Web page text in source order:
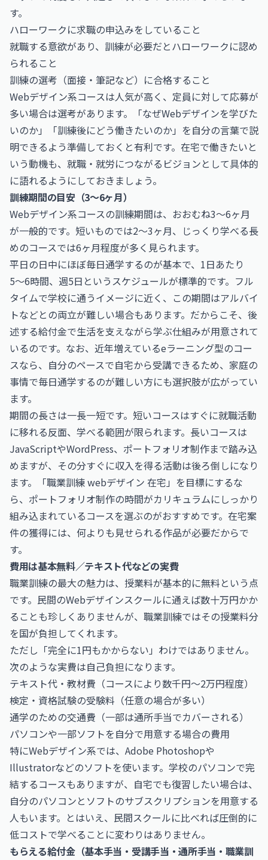
す。
ハローワークに求職の申込みをしていること
就職する意欲があり、訓練が必要だとハローワークに認め
られること
訓練の選考（面接・筆記など）に合格すること
Webデザイン系コースは人気が高く、定員に対して応募が
多い場合は選考があります。「なぜWebデザインを学びた
いのか」「訓練後にどう働きたいのか」を自分の言葉で説
明できるよう準備しておくと有利です。在宅で働きたいと
いう動機も、就職・就労につながるビジョンとして具体的
に語れるようにしておきましょう。
訓練期間の目安（3〜6ヶ月）
Webデザイン系コースの訓練期間は、おおむね3〜6ヶ月
が一般的です。短いものでは2〜3ヶ月、じっくり学べる長
めのコースでは6ヶ月程度が多く見られます。
平日の日中にほぼ毎日通学するのが基本で、1日あたり
5〜6時間、週5日というスケジュールが標準的です。フル
タイムで学校に通うイメージに近く、この期間はアルバイ
トなどとの両立が難しい場合もあります。だからこそ、後
述する給付金で生活を支えながら学ぶ仕組みが用意されて
いるのです。なお、近年増えているeラーニング型のコー
スなら、自分のペースで自宅から受講できるため、家庭の
事情で毎日通学するのが難しい方にも選択肢が広がってい
ます。
期間の長さは一長一短です。短いコースはすぐに就職活動
に移れる反面、学べる範囲が限られます。長いコースは
JavaScriptやWordPress、ポートフォリオ制作まで踏み込
めますが、その分すぐに収入を得る活動は後ろ倒しになり
ます。「職業訓練 webデザイン 在宅」を目標にするな
ら、ポートフォリオ制作の時間がカリキュラムにしっかり
組み込まれているコースを選ぶのがおすすめです。在宅案
件の獲得には、何よりも見せられる作品が必要だからで
す。
費用は基本無料／テキスト代などの実費
職業訓練の最大の魅力は、授業料が基本的に無料という点
です。民間のWebデザインスクールに通えば数十万円かか
ることも珍しくありませんが、職業訓練ではその授業料分
を国が負担してくれます。
ただし「完全に1円もかからない」わけではありません。
次のような実費は自己負担になります。
テキスト代・教材費（コースにより数千円〜2万円程度）
検定・資格試験の受験料（任意の場合が多い）
通学のための交通費（一部は通所手当でカバーされる）
パソコンや一部ソフトを自分で用意する場合の費用
特にWebデザイン系では、Adobe Photoshopや
Illustratorなどのソフトを使います。学校のパソコンで完
結するコースもありますが、自宅でも復習したい場合は、
自分のパソコンとソフトのサブスクリプションを用意する
人もいます。とはいえ、民間スクールに比べれば圧倒的に
低コストで学べることに変わりはありません。
もらえる給付金（基本手当・受講手当・通所手当・職業訓